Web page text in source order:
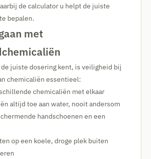
de calculator u helpt de juiste
bepalen.
met
de juiste dosering kent, is veiligheid bij
chemicaliën essentieel:
chemicaliën met elkaar
altijd toe aan water, nooit andersom
handschoenen en een
op een koele, droge plek buiten